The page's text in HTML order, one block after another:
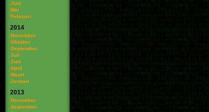
Juni
Mei
Februari
2014
November
Oktober
September
Juli
Juni
April
Maart
Januari
2013
December
September